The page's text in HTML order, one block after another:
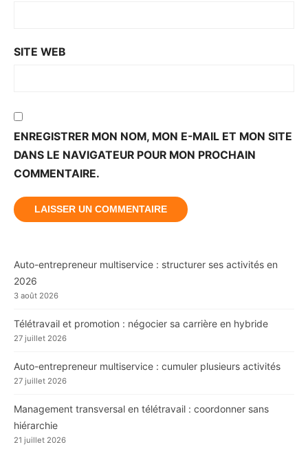
SITE WEB
ENREGISTRER MON NOM, MON E-MAIL ET MON SITE
DANS LE NAVIGATEUR POUR MON PROCHAIN
COMMENTAIRE.
Auto-entrepreneur multiservice : structurer ses activités en
2026
3 août 2026
Télétravail et promotion : négocier sa carrière en hybride
27 juillet 2026
Auto-entrepreneur multiservice : cumuler plusieurs activités
27 juillet 2026
Management transversal en télétravail : coordonner sans
hiérarchie
21 juillet 2026